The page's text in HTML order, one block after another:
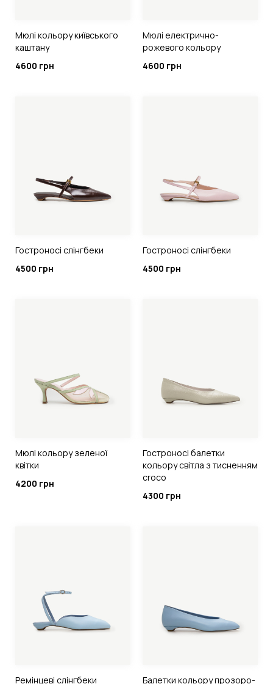
Мюлі кольору київського
каштану
4600 грн
Мюлі електрично-
рожевого кольору
4600 грн
Гостроносі слінгбеки
4500 грн
Гостроносі слінгбеки
4500 грн
Мюлі кольору зеленої
квітки
4200 грн
Гостроносі балетки
кольору світла з тисненням
croco
4300 грн
Ремінцеві слінгбеки
Балетки кольору прозоро-